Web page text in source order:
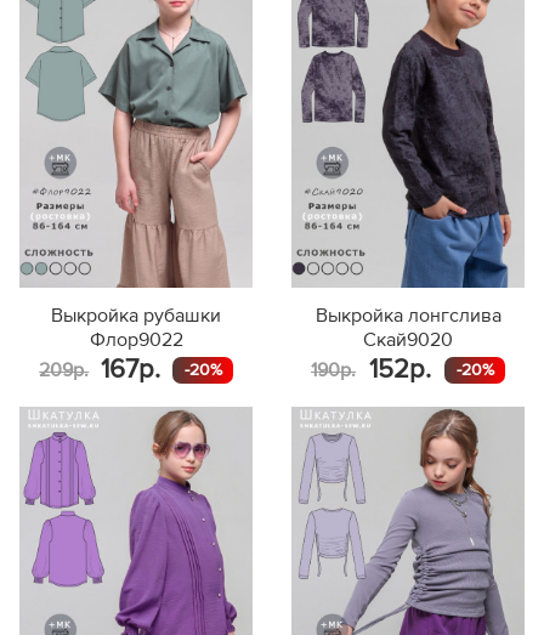
Выкройка рубашки
Флор9022
209р.
167р. -20%
Выкройка лонгслива
Скай9020
190р.
152р. -20%